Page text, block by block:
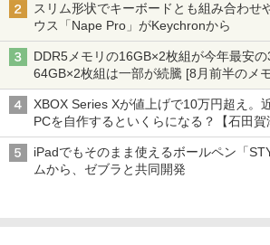
スリム形状でキーボードとも組み合わせ
ウス「Nape Pro」がKeychronから
DDR5メモリの16GB×2枚組が今年最安
64GB×2枚組は一部が続騰 [8月前半のメ
XBOX Series Xが値上げで10万円超え。
PCを自作するといくらになる？【石田
ーム』】
iPadでもそのまま使えるボールペン「
ムから、ゼブラと共同開発